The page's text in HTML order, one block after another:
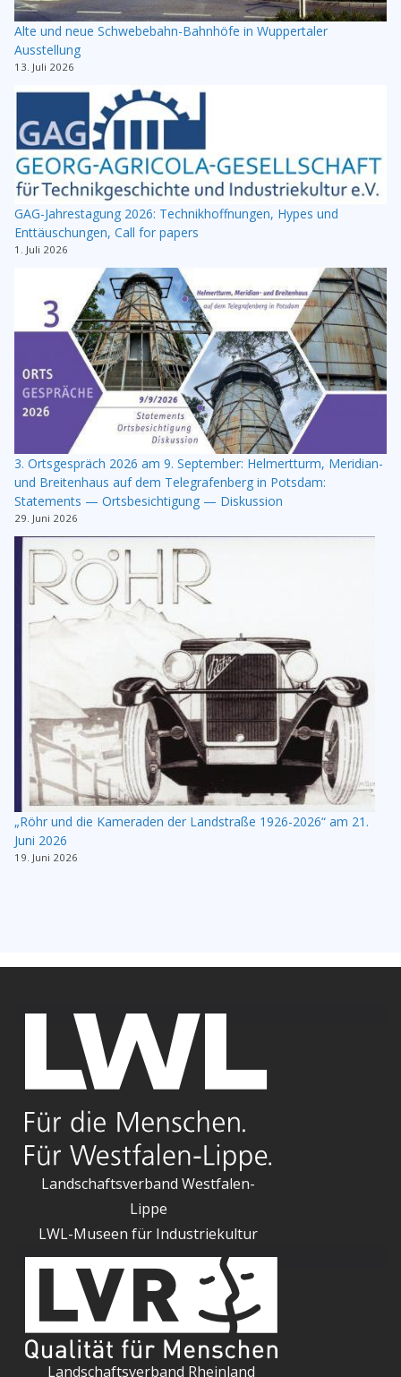
Alte und neue Schwebebahn-Bahnhöfe in Wuppertaler
Ausstellung
13. Juli 2026
GAG-Jahrestagung 2026: Technikhoffnungen, Hypes und
Enttäuschungen, Call for papers
1. Juli 2026
3. Ortsgespräch 2026 am 9. September: Helmertturm, Meridian-
und Breitenhaus auf dem Telegrafenberg in Potsdam:
Statements — Ortsbesichtigung — Diskussion
29. Juni 2026
„Röhr und die Kameraden der Landstraße 1926-2026“ am 21.
Juni 2026
19. Juni 2026
Landschaftsverband Westfalen-
Lippe
LWL-Museen für Industriekultur
Landschaftsverband Rheinland